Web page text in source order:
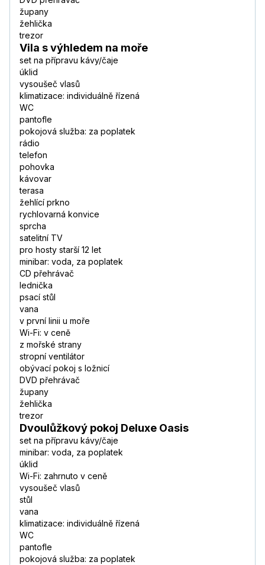
župany
žehlička
trezor
Vila s výhledem na moře
set na přípravu kávy/čaje
úklid
vysoušeč vlasů
klimatizace: individuálně řízená
WC
pantofle
pokojová služba: za poplatek
rádio
telefon
pohovka
kávovar
terasa
žehlící prkno
rychlovarná konvice
sprcha
satelitní TV
pro hosty starší 12 let
minibar: voda, za poplatek
CD přehrávač
lednička
psací stůl
vana
v první linii u moře
Wi-Fi: v ceně
z mořské strany
stropní ventilátor
obývací pokoj s ložnicí
DVD přehrávač
župany
žehlička
trezor
Dvoulůžkový pokoj Deluxe Oasis
set na přípravu kávy/čaje
minibar: voda, za poplatek
úklid
Wi-Fi: zahrnuto v ceně
vysoušeč vlasů
stůl
vana
klimatizace: individuálně řízená
WC
pantofle
pokojová služba: za poplatek